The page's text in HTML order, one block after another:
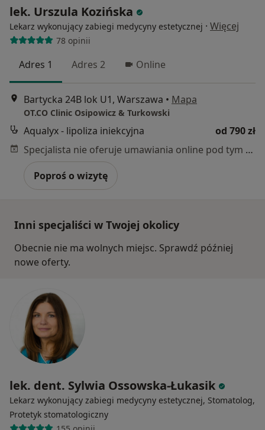
lek. Urszula Kozińska
Lekarz wykonujący zabiegi medycyny estetycznej · Więcej
78 opinii
Adres 1 Adres 2 Online
Bartycka 24B lok U1, Warszawa • Mapa
OT.CO Clinic Osipowicz & Turkowski
Aqualyx - lipoliza iniekcyjna
od 790 zł
Specjalista nie oferuje umawiania online pod tym adresem.
Poproś o wizytę
Inni specjaliści w Twojej okolicy
Obecnie nie ma wolnych miejsc. Sprawdź później
nowe oferty.
lek. dent. Sylwia Ossowska-Łukasik
Lekarz wykonujący zabiegi medycyny estetycznej, Stomatolog,
Protetyk stomatologiczny